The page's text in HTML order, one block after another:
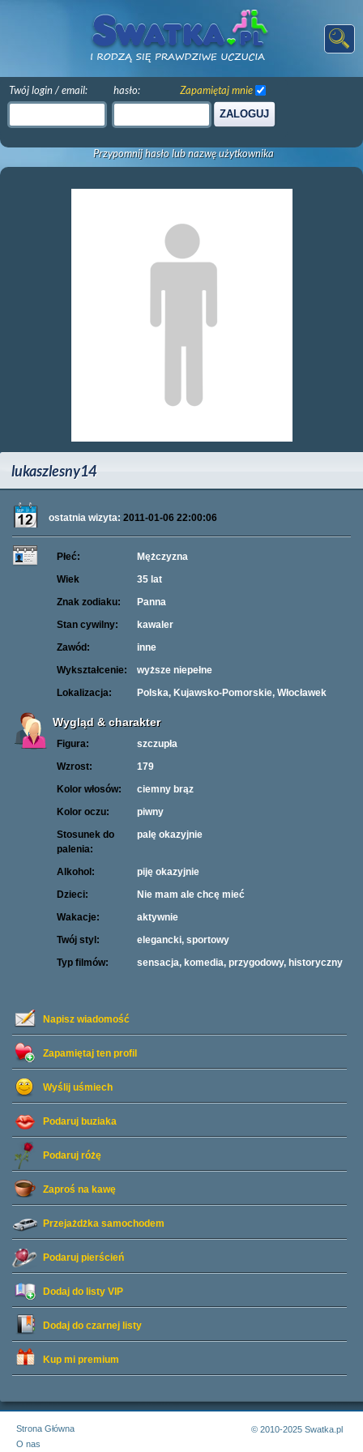
Twój login / email: hasło:
ZALOGUJ
Zapamiętaj mnie
Przypomnij hasło lub nazwę użytkownika
lukaszlesny14
ostatnia wizyta: 2011-01-06 22:00:06
Napisz wiadomość
Zapamiętaj ten profil
Wyślij uśmiech
Podaruj buziaka
Podaruj różę
Zaproś na kawę
Przejażdżka samochodem
Podaruj pierścień
Dodaj do listy VIP
Dodaj do czarnej listy
Kup mi premium
Płeć:
Mężczyzna
Wiek
35 lat
Znak zodiaku:
Panna
Stan cywilny:
kawaler
Zawód:
inne
Wykształcenie:
wyższe niepełne
Lokalizacja:
Polska, Kujawsko-Pomorskie, Włocławek
Wygląd & charakter
Figura:
szczupła
Wzrost:
179
Kolor włosów:
ciemny brąz
Kolor oczu:
piwny
Stosunek do
palenia:
palę okazyjnie
Alkohol:
piję okazyjnie
Dzieci:
Nie mam ale chcę mieć
Wakacje:
aktywnie
Twój styl:
elegancki, sportowy
Typ filmów:
sensacja, komedia, przygodowy, historyczny
Strona Główna
O nas
© 2010-2025 Swatka.pl